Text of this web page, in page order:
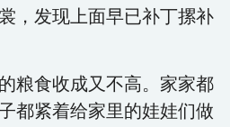
，发现上面早已补丁摞补
粮食收成又不高。家家都
都紧着给家里的娃娃们做